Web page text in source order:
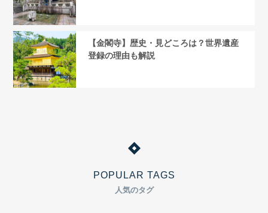
POPULAR TAGS
人気のタグ
【金閣寺】歴史・見どころは？世界遺産
登録の理由も解説